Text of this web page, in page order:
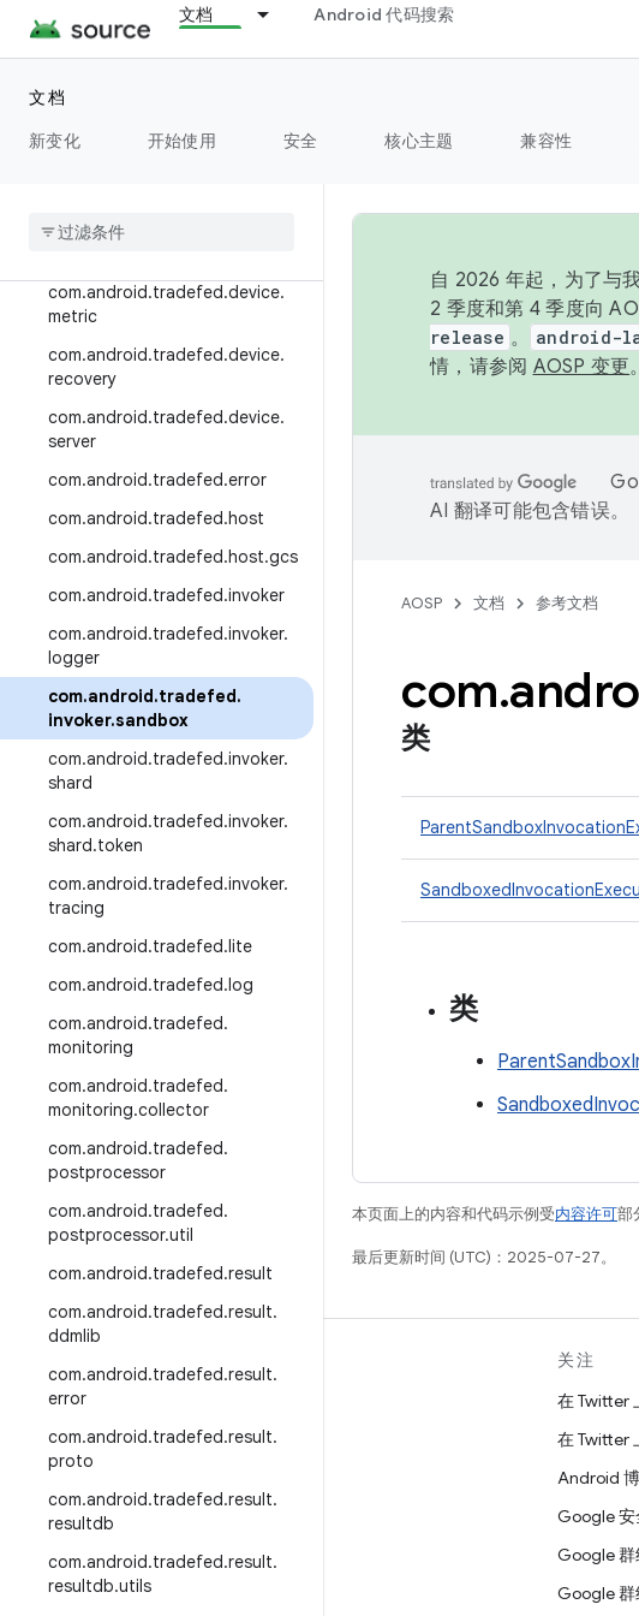
文档 Android 代码搜索
文档
新变化
开始使用 安全 核心主题 兼容性
com.android.tradefed.device.co
nnection
com.android.tradefed.device.co
ntentprovider
com.android
com.android.tradefed.device.
metric
com.android.tradefed.device.
recovery
com.android.tradefed.device.
server
com.android.tradefed.error
com.android.tradefed.host
com.android.tradefed.host.gcs
com.android.tradefed.invoker
com.android.tradefed.invoker.
logger
com.android.tradefed.
invoker.sandbox
com.android.tradefed.invoker.
shard
com.android.tradefed.invoker.
shard.token
com.android.tradefed.invoker.
tracing
com.android.tradefed.lite
com.android.tradefed.log
com.android.tradefed.
monitoring
com.android.tradefed.
monitoring.collector
com.android.tradefed.
postprocessor
com.android.tradefed.
postprocessor.util
com.android.tradefed.result
com.android.tradefed.result.
ddmlib
com.android.tradefed.result.
error
com.android.tradefed.result.
proto
com.android.tradefed.result.
resultdb
com.android.tradefed.result.
resultdb.utils
自 2026 年起，为了与
2 季度和第 4 季度向
release 。 android-
情，请参阅 AOSP 变更。
AI 翻译可能包含错误。
AOSP 文档 参考文档
com.
类
类
本页面上的内容和代码示例受内容许可部
最后更新时间 (UTC)：2025-07-27。
Android 代码库
要求
下载
预览二进制文件
出厂映像
驱动程序二进制文件
关注
在 Twitter
在 Twitter
Android
Google 安
Google
Google